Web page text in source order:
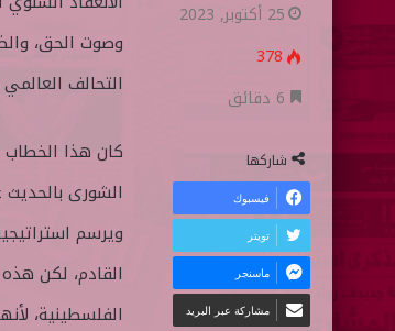
وصوت الحق،
التحالف
كان هذا
الشورى
ويرسم
القادم، لكن
الفلسطينية،
ت
و
ي
ر
د
ا
إ
ل
25 أكتوبر, 2023
378
شاركها
فيسبوك
تويتر
ماسنجر
مشاركة عبر البريد